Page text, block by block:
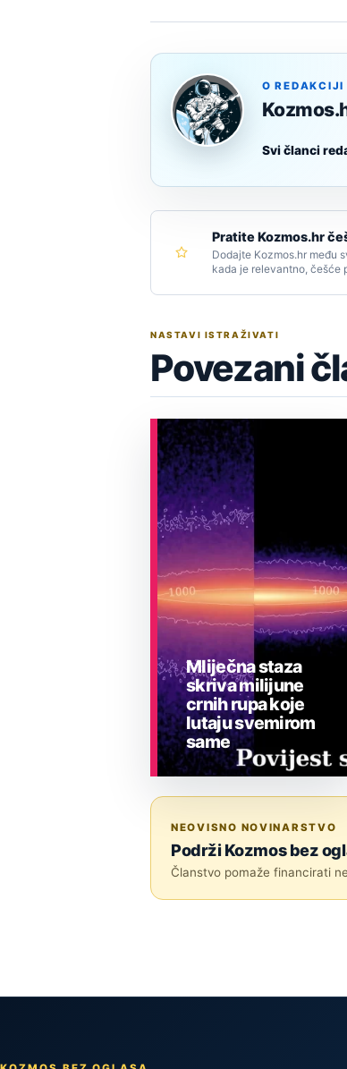
O REDAKCIJI
Svi članci
Pratite Kozmos.hr
Dodajte Kozmos.hr među
kada je relevantno, češće
NASTAVI ISTRAŽIVATI
Povezani
Mliječna staza
skriva milijune
crnih rupa koje
lutaju svemirom
same
NEOVISNO NOVINARSTVO
Podrži Kozmos bez
Članstvo pomaže financirati